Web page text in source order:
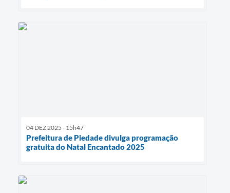
04 DEZ 2025 - 15h47
Prefeitura de Piedade divulga programação
gratuita do Natal Encantado 2025